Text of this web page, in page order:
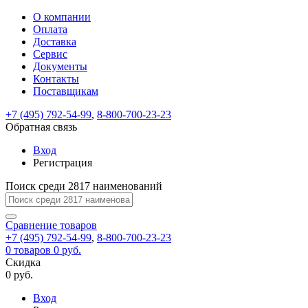
ВходРегистрация
Только
test@example.com
отправлена
по
ней
для
регистрации.
Ок
Только
Запомнить
меня
Забыли
Восстановление
пароля
Заполните
форму.
Мы
отправим
ссылку
на
указанный
электронный
адрес,
перейдя
по
которой
вы
новый
На
вашу
test@test.ru
отправлена
ссылка.
Перейдите
по
для
смены
пароля.
Введите
новый
пароль
Сменить
Пароль
успешно
Войти
Обратная
связь
Сообщение
пользовательского
соглашения
Ваше
сообщение
успешно
О компании
Оплата
Доставка
Сервис
Документы
Контакты
Поставщикам
+7 (495) 792-54-99, 8-800-700-23-23
Обратная связь
Вход
Регистрация
Поиск среди 2817 наименований
Сравнение товаров
+7 (495) 792-54-99, 8-800-700-23-23
0 товаров 0 руб.
Скидка
0 руб.
Вход